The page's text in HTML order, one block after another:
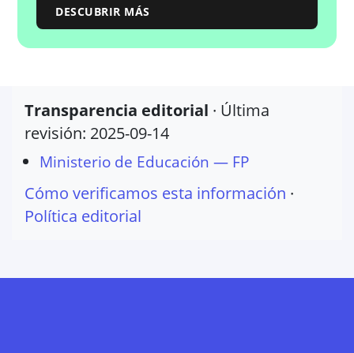
DESCUBRIR MÁS
Transparencia editorial · Última
revisión: 2025-09-14
Ministerio de Educación — FP
Cómo verificamos esta información ·
Política editorial